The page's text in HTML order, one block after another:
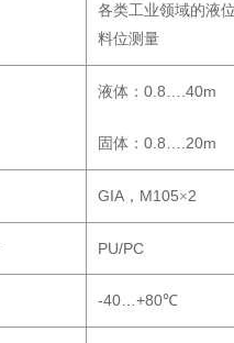
各类工业领域的液
料位测量
液体： 0.8….40m
固体： 0.8….20m
GIA ， M105×2
PU/PC
-40…+80℃